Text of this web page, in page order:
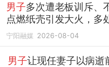
男子多次遭老板训斥、
点燃纸壳引发大火，多
小时才扑灭，损失219
216万
宁阳融媒 2026-08-04
男子让现任妻子以病逝